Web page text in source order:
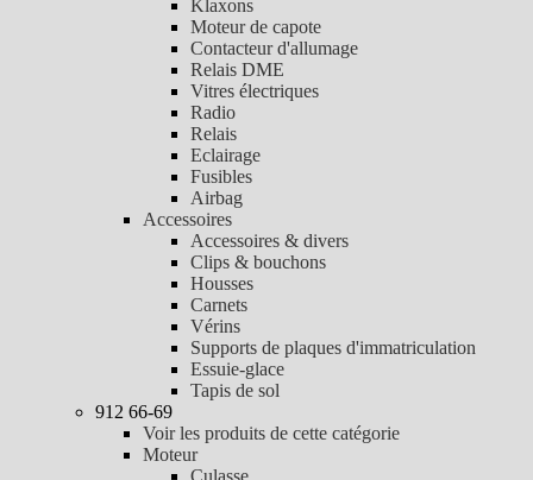
Klaxons
Moteur de capote
Contacteur d'allumage
Relais DME
Vitres électriques
Radio
Relais
Eclairage
Fusibles
Airbag
Accessoires
Accessoires & divers
Clips & bouchons
Housses
Carnets
Vérins
Supports de plaques d'immatriculation
Essuie-glace
Tapis de sol
912 66-69
Voir les produits de cette catégorie
Moteur
Culasse